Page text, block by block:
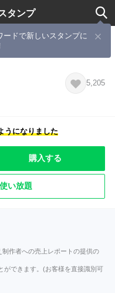
タンプ
ードで新しいスタンプに
野球・面白い・煽り】
5,205
うになりました
購入する
い放題
作者への売上レポートの提供の
ができます。(お客様を直接識別可